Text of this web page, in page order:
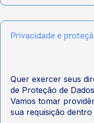
Privacidade e
Quer exercer seus
de Proteção de
Vamos tomar
sua requisição